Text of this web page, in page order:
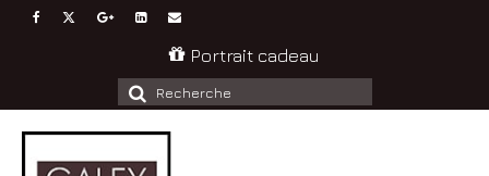
Portrait cadeau
Rechercher
: